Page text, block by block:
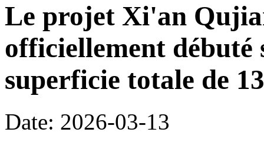
Le projet Xi'an
officiellement débuté
superficie totale de
Date: 2026-03-13